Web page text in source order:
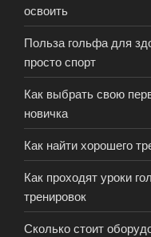
освоить
Польза гольфа для
просто спорт
Как выбрать свою
новичка
Как найти хорошего
Как проходят уроки
тренировок
Сколько стоит